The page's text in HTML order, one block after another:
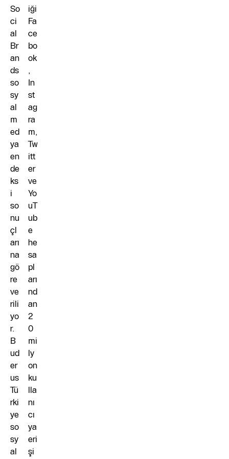
So
ci
al
Br
an
ds
so
sy
al
m
ed
ya
en
de
ks
i
so
nu
çl
arı
na
gö
re
ve
rili
yo
r.
B
ud
er
us
Tü
rki
ye
so
sy
al
iği
Fa
ce
bo
ok
,
In
st
ag
ra
m,
Tw
itt
er
ve
Yo
uT
ub
e
he
sa
pl
arı
nd
an
2
0
mi
ly
on
ku
lla
nı
cı
ya
eri
şi